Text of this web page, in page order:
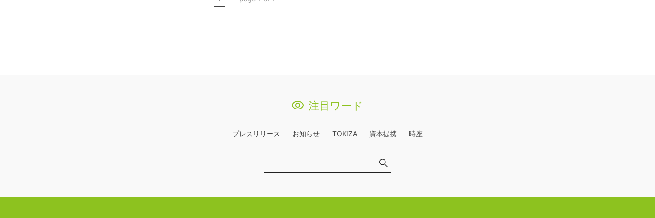
注目ワード
プレスリリース お知らせ TOKIZA 資本提携 時座